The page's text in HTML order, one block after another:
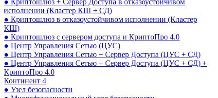
исполнении (Кластер КШ + СД)
● Криптошлюз в отказоустойчивом исполнении (Кластер
КШ)
● Криптошлюз с сервером доступа и КриптоПро 4.0
● Центр Управления Сетью (ЦУС)
● Центр Управления Сетью + Сервер Доступа (ЦУС + СД)
● Центр Управления Сетью + Сервер Доступа (ЦУС + СД) +
КриптоПро 4.0
Континент 4
● Узел безопасности